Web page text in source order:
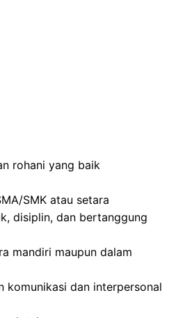
rohani yang baik
SMK atau setara
disiplin, dan bertanggung
mandiri maupun dalam
komunikasi dan interpersonal